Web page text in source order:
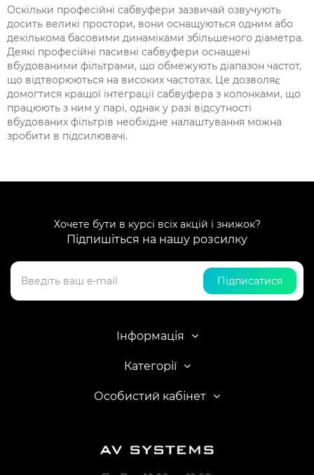
Оскільки професійні сабвуфери зазвичай озвучують
досить великі простори, вони оснащуються одним або
декількома басовими динаміками збільшеного діаметра.
Деякі професійні пасивні сабвуфери оснащені
вбудованими фільтрами, що обмежують діапазон частот,
що відтворюються на високих частотах. Це дозволяє
домогтися кращої інтеграції сабвуфера з колонками, що
працюють з ним у парі, однак у разі відсутності
вбудованих фільтрів необхідне налаштування можна
зробити в підсилювачі.
Хочете бути в курсі всіх акцій і знижок?
Підпишіться на нашу розсилку
Підписатися
Інформація
Категорії
Особистий кабінет